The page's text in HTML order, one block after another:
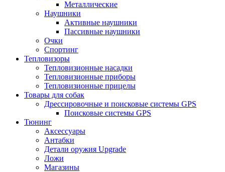
Металлические
Наушники
Активные наушники
Пассивные наушники
Очки
Спортинг
Тепловизоры
Тепловизионные насадки
Тепловизионные приборы
Тепловизионные прицелы
Товары для собак
Дрессировочные и поисковые системы GPS
Поисковые системы GPS
Тюнинг
Аксессуары
Антабки
Детали оружия Upgrade
Ложи
Магазины